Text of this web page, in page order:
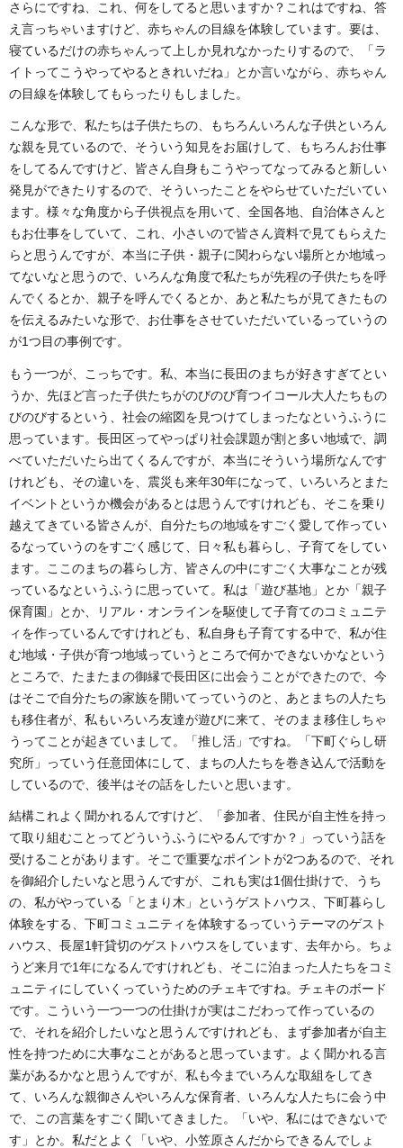
さらにですね、これ、何をしてると思いますか？これはですね、答
え言っちゃいますけど、赤ちゃんの目線を体験しています。要は、
寝ているだけの赤ちゃんって上しか見れなかったりするので、「ラ
イトってこうやってやるときれいだね」とか言いながら、赤ちゃん
の目線を体験してもらったりもしました。
こんな形で、私たちは子供たちの、もちろんいろんな子供といろん
な親を見ているので、そういう知見をお届けして、もちろんお仕事
をしてるんですけど、皆さん自身もこうやってなってみると新しい
発見ができたりするので、そういったことをやらせていただいてい
ます。様々な角度から子供視点を用いて、全国各地、自治体さんと
もお仕事をしていて、これ、小さいので皆さん資料で見てもらえた
らと思うんですが、本当に子供・親子に関わらない場所とか地域っ
てないなと思うので、いろんな角度で私たちが先程の子供たちを呼
んでくるとか、親子を呼んでくるとか、あと私たちが見てきたもの
を伝えるみたいな形で、お仕事をさせていただいているっていうの
が1つ目の事例です。
もう一つが、こっちです。私、本当に長田のまちが好きすぎてとい
うか、先ほど言った子供たちがのびのび育つイコール大人たちもの
びのびするという、社会の縮図を見つけてしまったなというふうに
思っています。長田区ってやっぱり社会課題が割と多い地域で、調
べていただいたら出てくるんですが、本当にそういう場所なんです
けれども、その違いを、震災も来年30年になって、いろいろとまた
イベントというか機会があるとは思うんですけれども、そこを乗り
越えてきている皆さんが、自分たちの地域をすごく愛して作ってい
るなっていうのをすごく感じて、日々私も暮らし、子育てをしてい
ます。ここのまちの暮らし方、皆さんの中にすごく大事なことが残
っているなというふうに思っていて。私は「遊び基地」とか「親子
保育園」とか、リアル・オンラインを駆使して子育てのコミュニテ
ィを作っているんですけれども、私自身も子育てする中で、私が住
む地域・子供が育つ地域っていうところで何かできないかなという
ところで、たまたまの御縁で長田区に出会うことができたので、今
はそこで自分たちの家族を開いてっていうのと、あとまちの人たち
も移住者が、私もいろいろ友達が遊びに来て、そのまま移住しちゃ
うってことが起きていまして。「推し活」ですね。「下町ぐらし研
究所」っていう任意団体にして、まちの人たちを巻き込んで活動を
しているので、後半はその話をしたいと思います。
結構これよく聞かれるんですけど、「参加者、住民が自主性を持っ
て取り組むことってどういうふうにやるんですか？」っていう話を
受けることがあります。そこで重要なポイントが2つあるので、それ
を御紹介したいなと思うんですが、これも実は1個仕掛けで、うち
の、私がやっている「とまり木」というゲストハウス、下町暮らし
体験をする、下町コミュニティを体験するっていうテーマのゲスト
ハウス、長屋1軒貸切のゲストハウスをしています、去年から。ちょ
うど来月で1年になるんですけれども、そこに泊まった人たちをコミ
ュニティにしていくっていうためのチェキですね。チェキのボード
です。こういう一つ一つの仕掛けが実はこだわって作っているの
で、それを紹介したいなと思うんですけれども、まず参加者が自主
性を持つために大事なことがあると思っています。よく聞かれる言
葉があるかなと思うんですが、私も今までいろんな取組をしてき
て、いろんな親御さんやいろんな保育者、いろんな人たちに会う中
で、この言葉をすごく聞いてきました。「いや、私にはできないで
す」とか。私だとよく「いや、小笠原さんだからできるんでしょ